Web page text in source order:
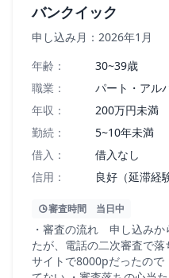
バンクイック
申し込み月： 2026年1月
年齢：
30~39歳
職業：
パート・アル
年収：
200万円未満
勤続：
5~10年未満
借入：
借入なし
信用：
良好（延滞経
審査時間 当日中
・審査の流れ 申し込みか
たが、電話の二次審査で
サイトで8000pだったの